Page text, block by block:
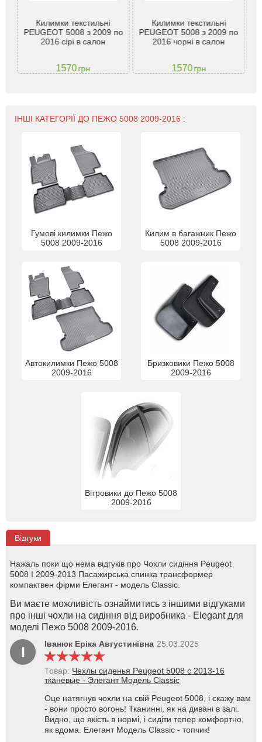
Килимки текстильні
PEUGEOT 5008 з 2009 по
2016 сірі в салон
1570грн
Килимки текстильні
PEUGEOT 5008 з 2009 по
2016 чорні в салон
1570грн
ІНШІ КАТЕГОРІЇ ДО ПЕЖО 5008 2009-2016 :
Гумові килимки Пежо
5008 2009-2016
Килим в багажник Пежо
5008 2009-2016
Автокилимки Пежо 5008
2009-2016
Бризковики Пежо 5008
2009-2016
Вітровики до Пежо 5008
2009-2016
Відгуки
Нажаль поки що нема відгуків про Чохли сидіння Peugeot
5008 I 2009-2013 Пасажирська спинка трансформер
компактвен фірми Елегант - модель Classic.
Ви маєте можливість ознаймитись з іншими відгуками
про інші чохли на сидіння від виробника - Elegant для
моделі Пежо 5008 2009-2016.
І Іванюк Еріка Августинівна 25.03.2025
Товар: Чехлы сиденья Peugeot 5008 с 2013-16
тканевые - Элегант Модель Classic
Оце натягнув чохли на свій Peugeot 5008, і скажу вам
- вони просто вогонь! Тканинні, як на дивані в залі.
Видно, що якість в нормі, і сидіти тепер комфортно,
як вдома. Елегант Модель Classic - топчик!